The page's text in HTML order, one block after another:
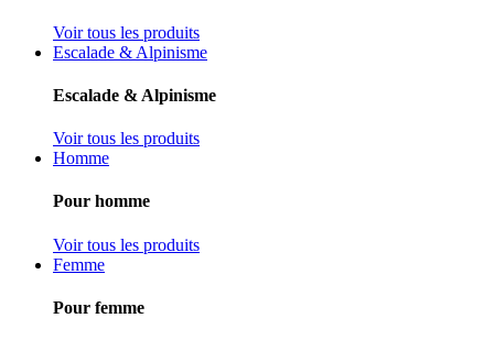
Voir tous les produits
Escalade & Alpinisme
Escalade & Alpinisme
Voir tous les produits
Homme
Pour homme
Voir tous les produits
Femme
Pour femme